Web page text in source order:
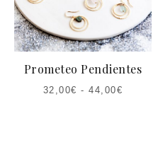
Prometeo Pendientes
32,00€ -44,00€